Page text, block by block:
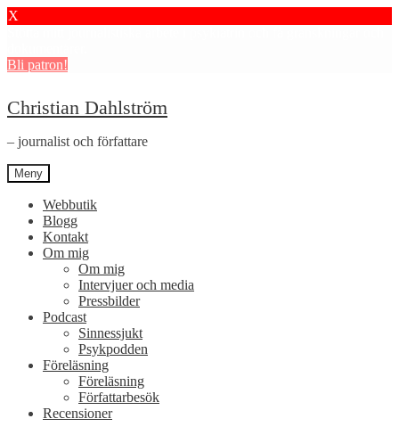
X
Bli patron!
Hoppa
till
navigering
Hoppa
till
innehåll
Christian Dahlström
– journalist och författare
Meny
Webbutik
Blogg
Kontakt
Om mig
Om mig
Intervjuer och media
Pressbilder
Podcast
Sinnessjukt
Psykpodden
Föreläsning
Föreläsning
Författarbesök
Recensioner